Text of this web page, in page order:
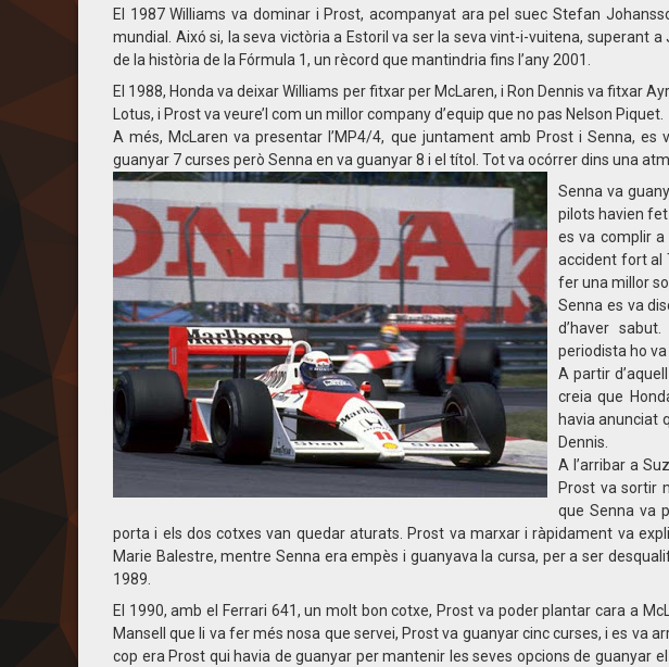
El 1987 Williams va dominar i Prost, acompanyat ara pel suec Stefan
mundial. Aixó si, la seva victòria a Estoril va ser la seva vint-i-vuitena, superant
de la història de la Fórmula 1, un rècord que mantindria fins l’any 2001.
El 1988, Honda va deixar Williams per fitxar per McLaren, i Ron Dennis va fitxar
Lotus, i Prost va veure’l com un millor company d’equip que no pas Nelson Piquet.
A més, McLaren va presentar l’MP4/4, que juntament amb Prost i Senna,
guanyar 7 curses però Senna en va guanyar 8 i el títol. Tot va ocórrer dins una
Senna va
pilots havien
es va complir
accident fort al
fer una millor
Senna es va
d’haver
periodista ho
A partir
creia que
havia anunciat
Dennis.
A l’arribar a
Prost va sortir
que Senna va
porta i els dos cotxes van quedar aturats. Prost va marxar i ràpidament va
Marie Balestre, mentre Senna era empès i guanyava la cursa, per a ser
1989.
El 1990, amb el Ferrari 641, un molt bon cotxe, Prost va poder plantar cara a
Mansell que li va fer més nosa que servei, Prost va guanyar cinc curses, i es va
cop era Prost qui havia de guanyar per mantenir les seves opcions de guanyar